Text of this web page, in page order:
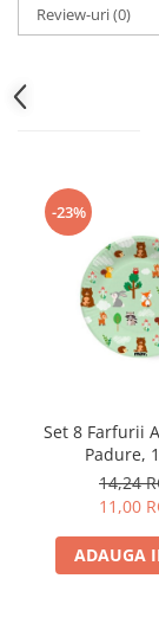
Nunta
Paste
Petrecerea
Petreceri
Review-uri(0)
-23%
Set 8 Farfurii
Padure,
14,24
11,00
ADAUGA